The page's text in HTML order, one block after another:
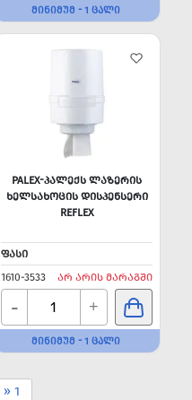
ᲛᲘᲜᲘᲛᲣᲛ - 1 ᲪᲐᲚᲘ
PALEX-ᲞᲐᲚᲔᲥᲡ ᲚᲐᲖᲔᲠᲘᲡ
ᲮᲔᲚᲡᲐᲮᲝᲪᲘᲡ ᲓᲘᲡᲞᲔᲜᲡᲔᲠᲘ
REFLEX
ᲤᲐᲡᲘ
1610-3533
ᲐᲠ ᲐᲠᲘᲡ ᲛᲐᲠᲐᲒᲨᲘ
- +
ᲛᲘᲜᲘᲛᲣᲛ - 1 ᲪᲐᲚᲘ
» 1